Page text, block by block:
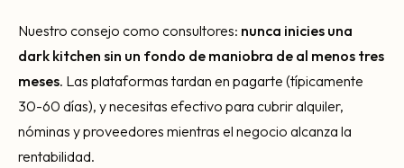
Nuestro consejo como consultores: nunca inicies una
dark kitchen sin un fondo de maniobra de al menos tres
meses. Las plataformas tardan en pagarte (típicamente
30-60 días), y necesitas efectivo para cubrir alquiler,
nóminas y proveedores mientras el negocio alcanza la
rentabilidad.